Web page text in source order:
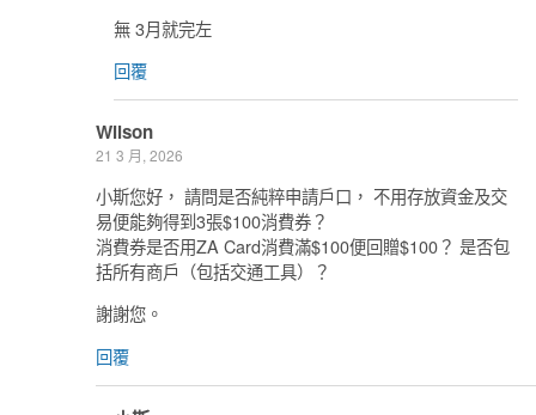
無 3月就完左
回覆
Wilson
21 3 月, 2026
小斯您好， 請問是否純粹申請戶口， 不用存放資金及交
易便能夠得到3張$100消費券？
消費券是否用ZA Card消費滿$100便回贈$100？ 是否包
括所有商戶（包括交通工具）？
謝謝您。
回覆